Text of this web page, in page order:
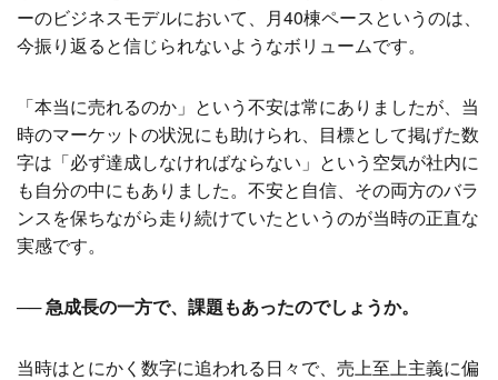
ーのビジネスモデルにおいて、月40棟ペースというのは、
今振り返ると信じられないようなボリュームです。
「本当に売れるのか」という不安は常にありましたが、当
時のマーケットの状況にも助けられ、目標として掲げた数
字は「必ず達成しなければならない」という空気が社内に
も自分の中にもありました。不安と自信、その両方のバラ
ンスを保ちながら走り続けていたというのが当時の正直な
実感です。
── 急成長の一方で、課題もあったのでしょうか。
当時はとにかく数字に追われる日々で、売上至上主義に偏